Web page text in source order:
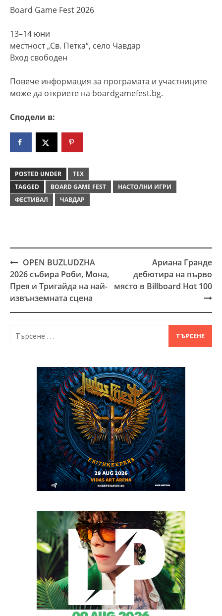
Board Game Fest 2026
13–14 юни
местност „Св. Петка“, село Чавдар
Вход свободен
Повече информация за програмата и участниците
може да откриете на boardgamefest.bg.
Сподели в:
POSTED UNDER
ТЕХ
TAGGED
BOARD GAME FEST
НАСТОЛНИ ИГРИ
ФЕСТИВАЛ
ЧАВДАР
Post
navigation
ОPEN BUZLUDZHA
2026 събира Роби, Мона,
Прея и Тригайда на най-
извънземната сцена
Ариана Гранде
дебютира на първо
място в Billboard Hot 100
Търсене